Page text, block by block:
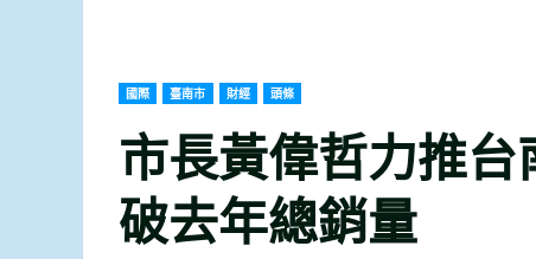
國際 臺南市 財經 頭條
市長黃偉哲力推
破去年總銷量